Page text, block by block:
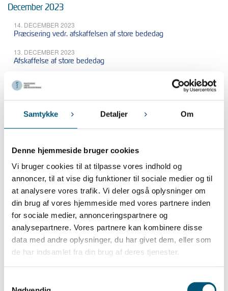
Samtykke Detaljer Om
Denne hjemmeside bruger cookies
Vi bruger cookies til at tilpasse vores indhold og
annoncer, til at vise dig funktioner til sociale medier og til
at analysere vores trafik. Vi deler også oplysninger om
din brug af vores hjemmeside med vores partnere inden
for sociale medier, annonceringspartnere og
analysepartnere. Vores partnere kan kombinere disse
data med andre oplysninger, du har givet dem, eller som
de har indsamlet fra din brug af deres tjenester.
December 2023
14. DECEMBER 2023
Præcisering vedr. afskaffelsen af store bededag
13. DECEMBER 2023
Afskaffelse af store bededag
November 2023
9. NOVEMBER 2023
Pligt til registrering af arbejdstid er udskudt til den 1. juli 2024
Oktober 2023
27. OKTOBER 2023
Lønregulering for konsultationssygeplejersker og
praksisbioanalytikere i lægepraksis pr. 1. december 2023
13. OKTOBER 2023
Nye regler om tidsregistrering
OBS: Husk særlige regler ved ferielukning i julen
2. OKTOBER 2023